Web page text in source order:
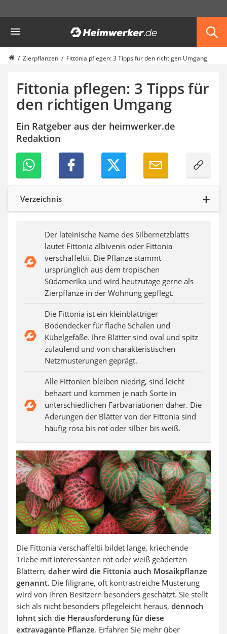
Garten
Akku-Laubsauger
Faltpavillon
Schlauchtrommel
Solar-Lichterkette außen
Teleskopleiter
Pavillon
Sichtschutzstreifen
Akku-Laubbläser
Akku-Vertikutierer
Koifutter
Kassettenmarkise
Bosch-Heckenschere
Stihl-Laubbläser
Auffahrrampe
Zierpflanzen Fittonia pflegen: 3 Tipps für den richtigen Umgang
Fittonia pflegen: 3 Tipps für
den richtigen Umgang
Ein Ratgeber aus der heimwerker.de
Redaktion
Verzeichnis
Der lateinische Name des Silbernetzblatts
lautet Fittonia albivenis oder Fittonia
verschaffeltii. Die Pflanze stammt
ursprünglich aus dem tropischen
Südamerika und wird heutzutage gerne als
Zierpflanze in der Wohnung gepflegt.
Die Fittonia ist ein kleinblättriger
Bodendecker für flache Schalen und
Kübelgefäße. Ihre Blätter sind oval und spitz
zulaufend und von charakteristischen
Netzmusterungen geprägt.
Alle Fittonien bleiben niedrig, sind leicht
behaart und kommen je nach Sorte in
unterschiedlichen Farbvariationen daher. Die
Äderungen der Blätter von der Fittonia sind
häufig rosa bis rot oder silber bis weiß.
Die Fittonia verschaffeltii bildet lange, kriechende
Triebe mit interessanten rot oder weiß geäderten
Blättern, daher wird die Fittonia auch Mosaikpflanze
genannt. Die filigrane, oft kontrastreiche Musterung
wird von ihren Besitzern besonders geschätzt. Sie stellt
sich als nicht besonders pflegeleicht heraus, dennoch
lohnt sich die Herausforderung für diese
extravagante Pflanze. Erfahren Sie mehr über